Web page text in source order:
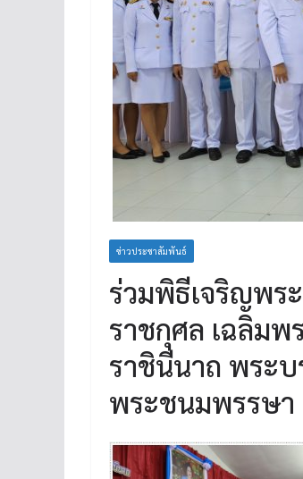
ข่าวประชาสัมพันธ์
ร่วมพิธีเจริญพ
ราชกุศล เฉลิมพ
ราชินีนาถ พระ
พระชนมพรรษา